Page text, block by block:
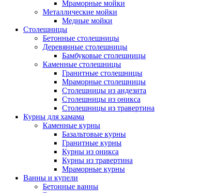
Мраморные мойки
Металлические мойки
Медные мойки
Столешницы
Бетонные столешницы
Деревянные столешницы
Бамбуковые столешницы
Каменные столешницы
Гранитные столешницы
Мраморные столешницы
Столешницы из андезита
Столешницы из оникса
Столешницы из травертина
Курны для хамама
Каменные курны
Базальтовые курны
Гранитные курны
Курны из оникса
Курны из травертина
Мраморные курны
Ванны и купели
Бетонные ванны